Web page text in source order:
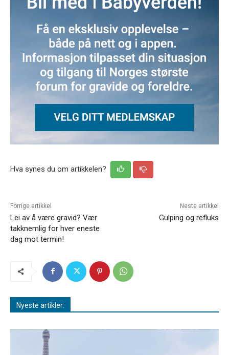
Hva synes du om artikkelen?
Forrige artikkel
Lei av å være gravid? Vær
takknemlig for hver eneste
dag mot termin!
Neste artikkel
Gulping og refluks
Nyeste artikler: